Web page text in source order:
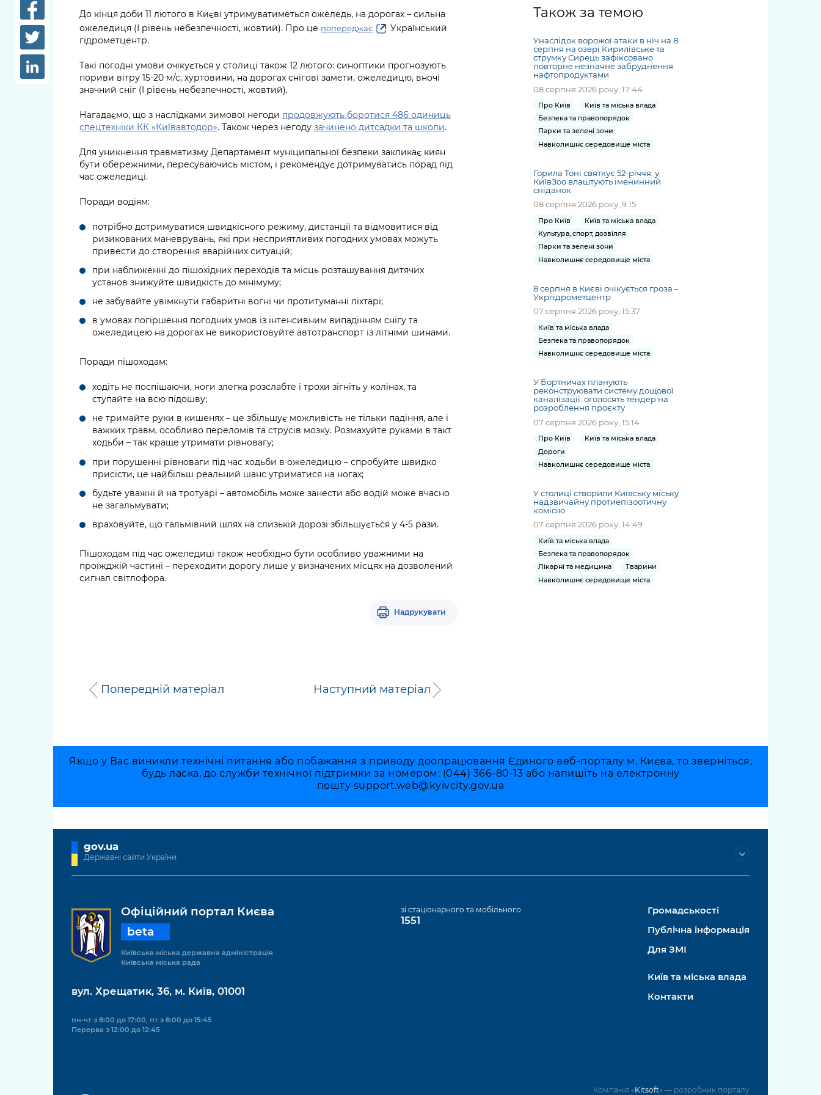
Структура
Рішення та розпорядження
Проєкти розпоряджень, що
перебувають на погодженні
КМВА
Статистика
Регуляторна діяльність
Безбар'єрність
Київська міська військова
адміністрація
Лікарні та медицина
заклади
Дороги, транспорт та
парковки
середовище міста
Фінанси та бюджет
Ритуальні послуги
Іноземцям / For
foreigners
Портал послуг
Міський застосунок Київ
Цифровий
Важливе під час
воєнного стану
експертиза
міській військовій
адміністрації
«Ініціатива
«Партнерство
«Відкритий Уряд» –
місцевий рівень»
Важливе під час
воєнного стану
Інформація з
обмеженим
Подати запит
Проекти
нормативно-
інших актів
Порядок
рішень, дій чи
бездіяльності
розпорядників
інформації
Звіти про
опрацювання
запитів на
інформацію
дашборди
ся на
новини та
КМДА /
Subscribe
announce
ments
from the
KCSA
журналіст
ський
запит /
Submitting
a media
request
hospitals
under
До кінця доби 11 лютого в Києві утримуватиметься ожеледь, на дорогах – сильна
ожеледиця (І рівень небезпечності, жовтий). Про це попереджає
Український
гідрометцентр.
Такі погодні умови очікується у столиці також 12 лютого: синоптики прогнозують
пориви вітру 15-20 м/с, хуртовини, на дорогах снігові замети, ожеледицю, вночі
значний сніг (І рівень небезпечності, жовтий).
Нагадаємо, що з наслідками зимової негоди продовжують боротися 486 одиниць
спецтехніки КК «Київавтодор». Також через негоду зачинено дитсадки та школи.
Для уникнення травматизму Департамент муніципальної безпеки закликає киян
бути обережними, пересуваючись містом, і рекомендує дотримуватись порад під
час ожеледиці.
Поради водіям:
потрібно дотримуватися швидкісного режиму, дистанції та відмовитися від
ризикованих маневрувань, які при несприятливих погодних умовах можуть
привести до створення аварійних ситуацій;
при наближенні до пішохідних переходів та місць розташування дитячих
установ знижуйте швидкість до мінімуму;
не забувайте увімкнути габаритні вогні чи протитуманні ліхтарі;
в умовах погіршення погодних умов із інтенсивним випадінням снігу та
ожеледицею на дорогах не використовуйте автотранспорт із літніми шинами.
Поради пішоходам:
ходіть не поспішаючи, ноги злегка розслабте і трохи зігніть у колінах, та
ступайте на всю підошву;
не тримайте руки в кишенях – це збільшує можливість не тільки падіння, але і
важких травм, особливо переломів та струсів мозку. Розмахуйте руками в такт
ходьби – так краще утримати рівновагу;
при порушенні рівноваги під час ходьби в ожеледицю – спробуйте швидко
присісти, це найбільш реальний шанс утриматися на ногах;
будьте уважні й на тротуарі – автомобіль може занести або водій може вчасно
не загальмувати;
враховуйте, що гальмівний шлях на слизькій дорозі збільшується у 4-5 рази.
Пішоходам під час ожеледиці також необхідно бути особливо уважними на
проїжджій частині – переходити дорогу лише у визначених місцях на дозволений
сигнал світлофора.
Надрукувати
Попередній матеріал Наступний матеріал
Також за темою
Унаслідок ворожої атаки в ніч на 8
серпня на озері Кирилівське та
струмку Сирець зафіксовано
повторне незначне забруднення
нафтопродуктами
08 серпня 2026 року, 17:44
Про Київ
Київ та міська влада
Безпека та правопорядок
Парки та зелені зони
Навколишнє середовище міста
Горила Тоні святкує 52-річчя: у
КиївЗоо влаштують іменинний
сніданок
08 серпня 2026 року, 9:15
Про Київ
Київ та міська влада
Культура, спорт, дозвілля
Парки та зелені зони
Навколишнє середовище міста
8 серпня в Києві очікується гроза –
Укргідрометцентр
07 серпня 2026 року, 15:37
Київ та міська влада
Безпека та правопорядок
Навколишнє середовище міста
У Бортничах планують
реконструювати систему дощової
каналізації: оголосять тендер на
розроблення проєкту
07 серпня 2026 року, 15:14
Про Київ
Київ та міська влада
Дороги
Навколишнє середовище міста
У столиці створили Київську міську
надзвичайну протиепізоотичну
комісію
07 серпня 2026 року, 14:49
Київ та міська влада
Безпека та правопорядок
Лікарні та медицина
Тварини
Навколишнє середовище міста
Якщо у Вас виникли технічні питання або побажання з приводу доопрацювання Єдиного веб-порталу м. Києва, то зверніться,
будь ласка, до служби технічної підтримки за номером: (044) 366-80-13 або напишіть на електронну
пошту support.web@kyivcity.gov.ua
gov.ua
Державні сайти України
Офіційний портал Києва
beta
Київська міська державна адміністрація
Київська міська рада
вул. Хрещатик, 36, м. Київ, 01001
пн-чт з 8:00 до 17:00, пт з 8:00 до 15:45
Перерва з 12:00 до 12:45
зі стаціонарного та мобільного
1551
Громадськості
Публічна інформація
Для ЗМІ
Київ та міська влада
Контакти
Компанія «Kitsoft» — розробник порталу